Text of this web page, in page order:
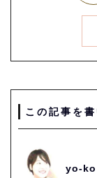
この記事を
yo-ko